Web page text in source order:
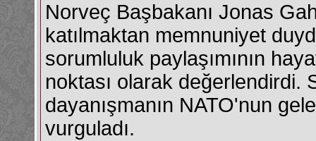
Norveç Başbakanı Jonas
katılmaktan memnuniyet
sorumluluk paylaşımının
noktası olarak değerlendirdi.
dayanışmanın NATO'nun
vurguladı.